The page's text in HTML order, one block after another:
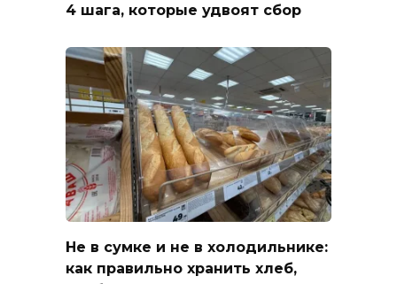
4 шага, которые удвоят сбор
Не в сумке и не в холодильнике:
как правильно хранить хлеб,